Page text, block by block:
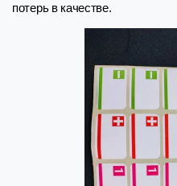
потерь в качестве.